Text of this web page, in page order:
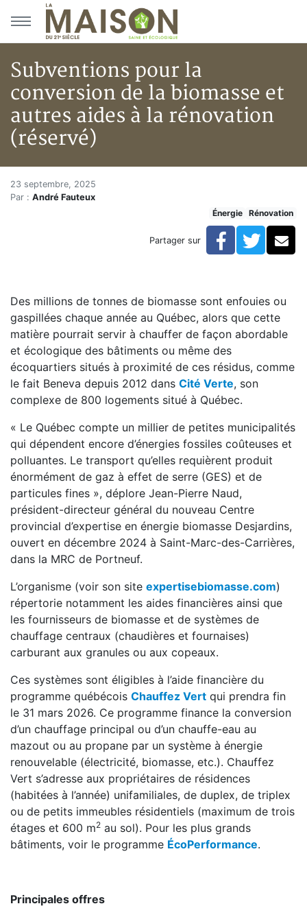
Aller au menu principal
Aller au contenu principal
Subventions pour la
conversion de la biomasse et
autres aides à la rénovation
(réservé)
Accueil
Articles
Subventions pour la conversion de la biomasse et
Subventions pour la
23 septembre, 2025
Par : André Fauteux
Énergie
Rénovation
Partager sur Facebook
Des millions de tonnes de biomasse sont enfouies ou
gaspillées chaque année au Québec, alors que cette
matière pourrait servir à chauffer de façon abordable
et écologique des bâtiments ou même des
écoquartiers situés à proximité de ces résidus, comme
le fait Beneva depuis 2012 dans Cité Verte, son
complexe de 800 logements situé à Québec.
« Le Québec compte un millier de petites municipalités
qui dépendent encore d’énergies fossiles coûteuses et
polluantes. Le transport qu’elles requièrent produit
énormément de gaz à effet de serre (GES) et de
particules fines », déplore Jean-Pierre Naud,
président-directeur général du nouveau Centre
provincial d’expertise en énergie biomasse Desjardins,
ouvert en décembre 2024 à Saint-Marc-des-Carrières,
dans la MRC de Portneuf.
L’organisme (voir son site expertisebiomasse.com)
répertorie notamment les aides financières ainsi que
les fournisseurs de biomasse et de systèmes de
chauffage centraux (chaudières et fournaises)
carburant aux granules ou aux copeaux.
Ces systèmes sont éligibles à l’aide financière du
programme québécois Chauffez Vert qui prendra fin
le 31 mars 2026. Ce programme finance la conversion
d’un chauffage principal ou d’un chauffe-eau au
mazout ou au propane par un système à énergie
renouvelable (électricité, biomasse, etc.). Chauffez
Vert s’adresse aux propriétaires de résidences
(habitées à l’année) unifamiliales, de duplex, de triplex
ou de petits immeubles résidentiels (maximum de trois
étages et 600 m2 au sol). Pour les plus grands
bâtiments, voir le programme ÉcoPerformance.
Principales offres